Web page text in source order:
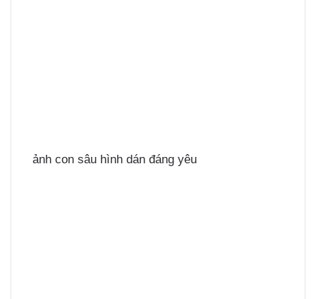
ảnh con sâu hình dán đáng yêu